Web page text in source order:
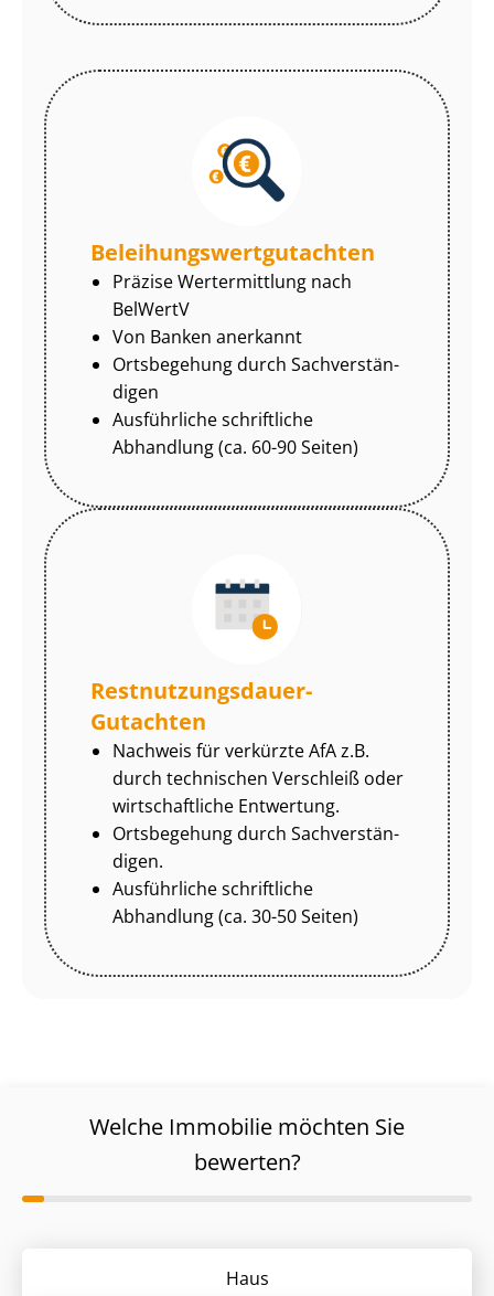
Be­lei­hungs­wert­gut­ach­ten
Präzise Wertermittlung nach
BelWertV
Von Banken anerkannt
Ortsbegehung durch Sach­ver­stän­
di­gen
Ausführliche schriftliche
Abhandlung (ca. 60-90 Seiten)
Rest­nut­zungs­dau­er-
Gutachten
Nachweis für verkürzte AfA z.B.
durch technischen Verschleiß oder
wirtschaftliche Entwertung.
Ortsbegehung durch Sach­ver­stän­
di­gen.
Ausführliche schriftliche
Abhandlung (ca. 30-50 Seiten)
Welche Immobilie möchten Sie
bewerten?
Haus